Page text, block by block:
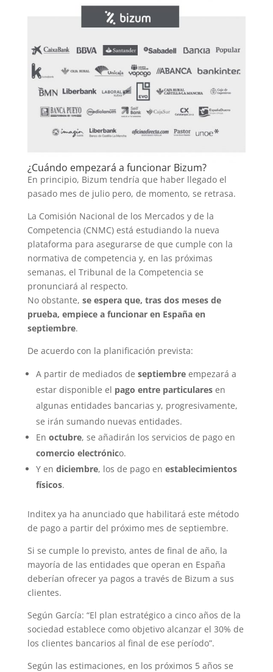
¿Cuándo empezará a funcionar Bizum?
En principio, Bizum tendría que haber llegado el
pasado mes de julio pero, de momento, se retrasa.
La Comisión Nacional de los Mercados y de la
Competencia (CNMC) está estudiando la nueva
plataforma para asegurarse de que cumple con la
normativa de competencia y, en las próximas
semanas, el Tribunal de la Competencia se
pronunciará al respecto.
No obstante, se espera que, tras dos meses de
prueba, empiece a funcionar en España en
septiembre.
De acuerdo con la planificación prevista:
A partir de mediados de septiembreempezará a
estar disponible el pago entre particularesen
algunas entidades bancarias y, progresivamente,
se irán sumando nuevas entidades.
En octubre, se añadirán los servicios de pago en
comercio electrónico.
Y en diciembre, los de pago en establecimientos
físicos.
Inditex ya ha anunciado que habilitará este método
de pago a partir del próximo mes de septiembre.
Si se cumple lo previsto, antes de final de año, la
mayoría de las entidades que operan en España
deberían ofrecer ya pagos a través de Bizum a sus
clientes.
Según García: “El plan estratégico a cinco años de la
sociedad establece como objetivo alcanzar el 30% de
los clientes bancarios al final de ese período”.
Según las estimaciones, en los próximos 5 años se